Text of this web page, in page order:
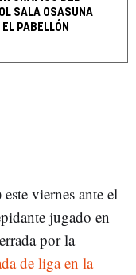
SALA OSASUNA
PABELLÓN
viernes ante el
jugado en
por la
de liga en la